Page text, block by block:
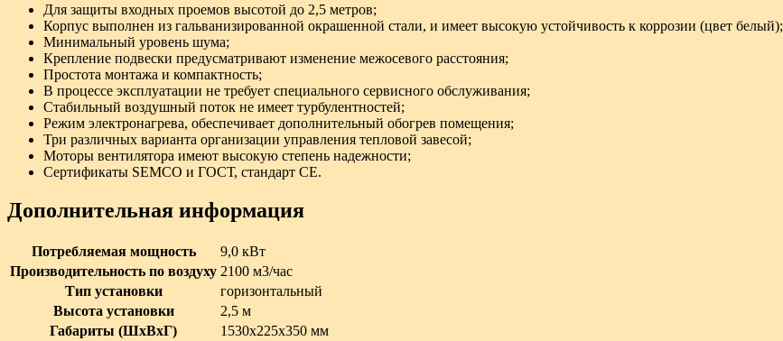
Для защиты входных проемов высотой до 2,5 метров;
Корпус выполнен из гальванизированной окрашенной стали, и имеет высокую устойчивость к коррозии (цвет белый);
Минимальный уровень шума;
Крепление подвески предусматривают изменение межосевого расстояния;
Простота монтажа и компактность;
В процессе эксплуатации не требует специального сервисного обслуживания;
Стабильный воздушный поток не имеет турбулентностей;
Режим электронагрева, обеспечивает дополнительный обогрев помещения;
Три различных варианта организации управления тепловой завесой;
Моторы вентилятора имеют высокую степень надежности;
Сертификаты SEMCO и ГОСТ, стандарт CE.
Дополнительная информация
Потребляемая мощность
9,0 кВт
Производительность по воздуху 2100 м3/час
Тип установки
горизонтальный
Высота установки
2,5 м
Габариты (ШxВxГ)
1530x225x350 мм